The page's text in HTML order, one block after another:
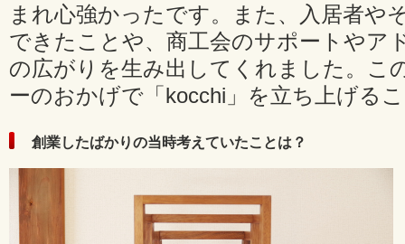
まれ心強かったです。また、入居者や
できたことや、商工会のサポートやア
の広がりを生み出してくれました。こ
ーのおかげで「kocchi」を立ち上げる
創業したばかりの当時考えていたことは？